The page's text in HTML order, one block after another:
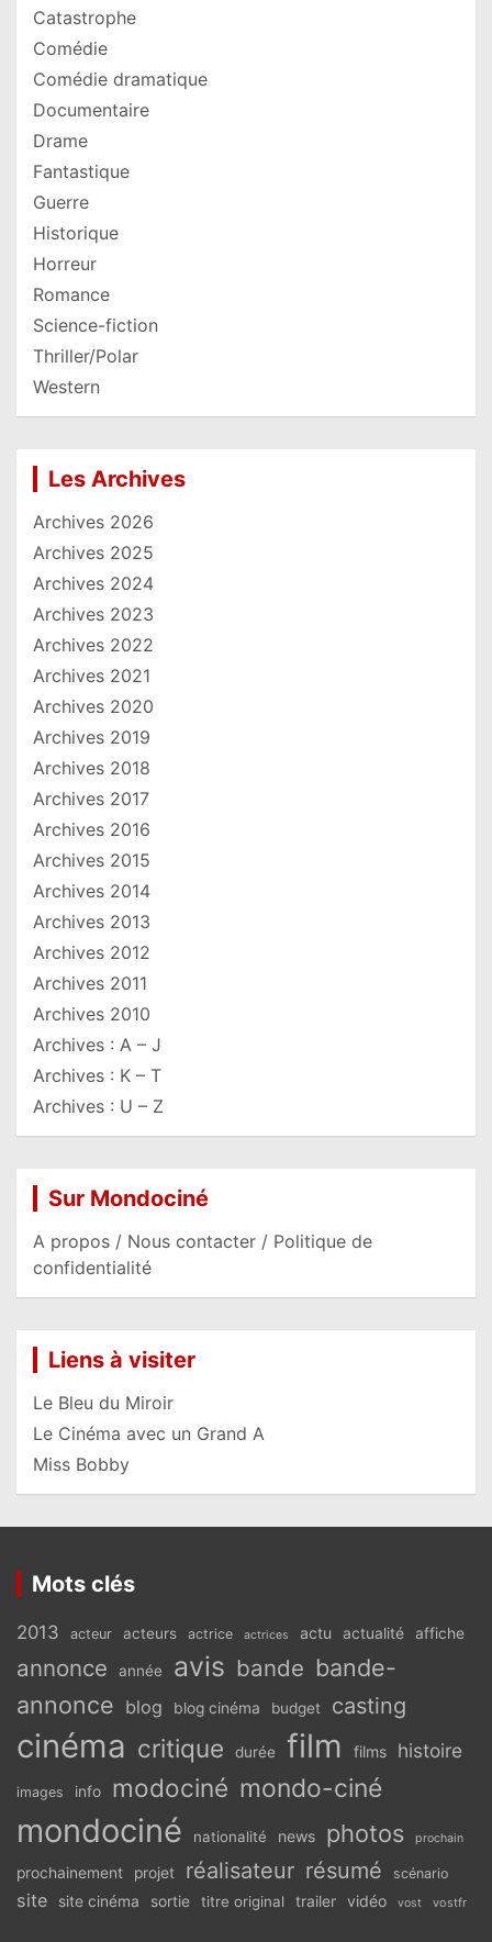
Catastrophe
Comédie
Comédie dramatique
Documentaire
Drame
Fantastique
Guerre
Historique
Horreur
Romance
Science-fiction
Thriller/Polar
Western
Les Archives
Archives 2026
Archives 2025
Archives 2024
Archives 2023
Archives 2022
Archives 2021
Archives 2020
Archives 2019
Archives 2018
Archives 2017
Archives 2016
Archives 2015
Archives 2014
Archives 2013
Archives 2012
Archives 2011
Archives 2010
Archives : A – J
Archives : K – T
Archives : U – Z
Sur Mondociné
A propos / Nous contacter / Politique de
confidentialité
Liens à visiter
Le Bleu du Miroir
Le Cinéma avec un Grand A
Miss Bobby
Mots clés
2013 acteur acteurs actrice actrices actu actualité affiche
annonce année avis bande bande-
annonce blog blog cinéma budget casting
cinéma critique durée film films histoire
images info modociné mondo-ciné
mondociné nationalité news photos prochain
prochainement projet réalisateur résumé scénario
site site cinéma sortie titre original trailer vidéo vost vostfr